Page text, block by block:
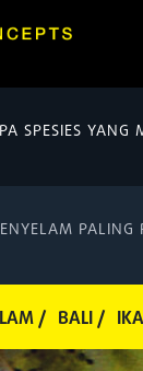
SPESIES YANG
PALING
/ BALI /